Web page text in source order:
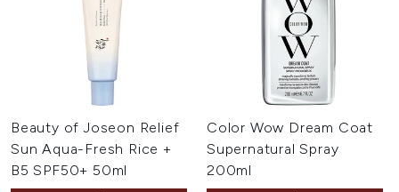
Beauty of Joseon Relief
Sun Aqua-Fresh Rice +
B5 SPF50+ 50ml
Color Wow Dream Coat
Supernatural Spray
200ml